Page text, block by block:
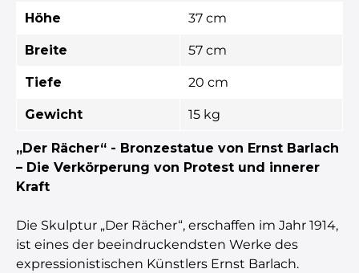
Höhe 37 cm
Breite 57 cm
Tiefe 20 cm
Gewicht 15 kg
„Der Rächer“ - Bronzestatue von Ernst Barlach
– Die Verkörperung von Protest und innerer
Kraft
Die Skulptur „Der Rächer“, erschaffen im Jahr 1914,
ist eines der beeindruckendsten Werke des
expressionistischen Künstlers Ernst Barlach.